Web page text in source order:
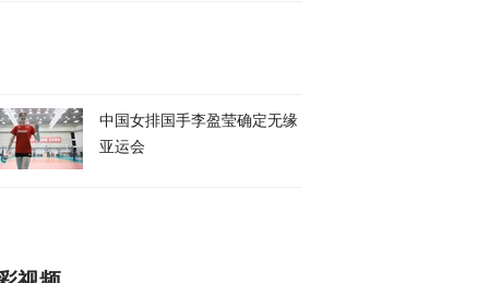
中国女排国手李盈莹确定无缘
亚运会